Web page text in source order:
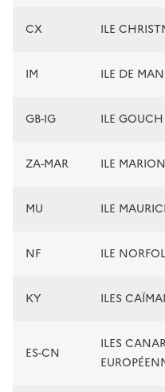
CX ILE
IM ILE DE
GB-IG ILE
ZA-MAR ILE
MU ILE
NF ILE
KY ILES
ES-CN
ILES